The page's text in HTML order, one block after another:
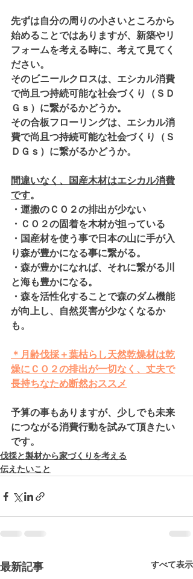
先ずは自分の周りの小さいところから
始めることではありますが、新築やリ
フォームを考える時に、考えて見てく
ださい。
そのビニールクロスは、エシカル消費
で尚且つ持続可能な社会づくり（ＳＤ
Ｇｓ）に繋がるかどうか。
その合板フローリングは、エシカル消
費で尚且つ持続可能な社会づくり（Ｓ
ＤＧｓ）に繋がるかどうか。
間違いなく、国産木材はエシカル消費
です。
・運搬のＣＯ２の排出が少ない
・ＣＯ２の固着を木材が担っている
・国産材を使う事で日本の山に手が入
り森が豊かになる事に繋がる。
・森が豊かになれば、それに繋がる川
と海も豊かになる。
・森を活性化することで森のダム機能
が向上し、自然災害が少なくなるか
も。
＊月齢伐採＋葉枯らし天然乾燥材は乾
燥にＣＯ２の排出が一切なく、丈夫で
長持ちなため断然おススメ
予算の事もありますが、少しでも未来
につながる消費行動を試みて頂きたい
です。
伐採と製材から家づくりを考える
伝えたいこと
最新記事 すべて表示